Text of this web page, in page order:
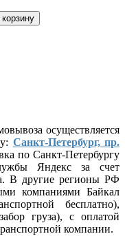
осуществляется
Санкт-Петербург, пр.
по Санкт-Петербургу
Яндекс за счет
В другие регионы РФ
компаниями Байкал
бесплатно),
груза), с оплатой
компании.